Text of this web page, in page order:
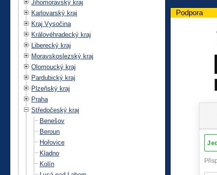
Jihomoravský kraj
Karlovarský kraj
Kraj Vysočina
Královéhradecký kraj
Liberecký kraj
Moravskoslezský kraj
Olomoucký kraj
Pardubický kraj
Plzeňský kraj
Praha
Středočeský kraj
Benešov
Beroun
Hořovice
Kladno
Kolín
Podpora